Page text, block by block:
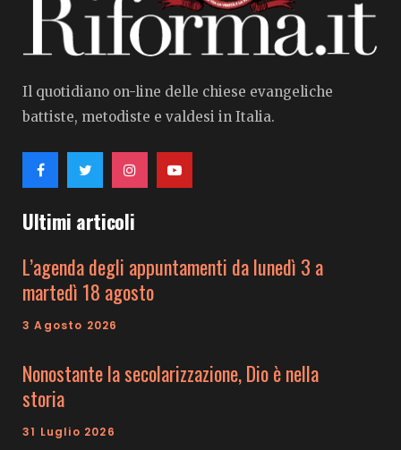
Il quotidiano on-line delle chiese evangeliche
battiste, metodiste e valdesi in Italia.
Ultimi articoli
L’agenda degli appuntamenti da lunedì 3 a
martedì 18 agosto
3 Agosto 2026
Nonostante la secolarizzazione, Dio è nella
storia
31 Luglio 2026